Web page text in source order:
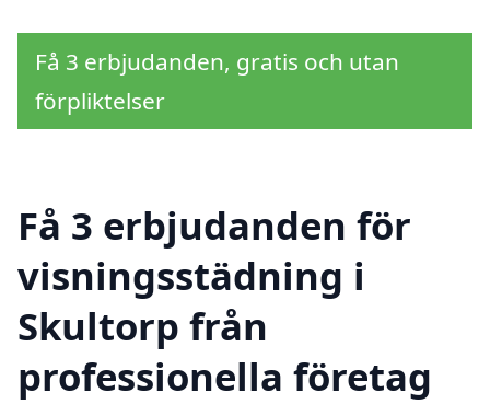
Få 3 erbjudanden, gratis och utan
förpliktelser
Få 3 erbjudanden för
visningsstädning i
Skultorp från
professionella företag